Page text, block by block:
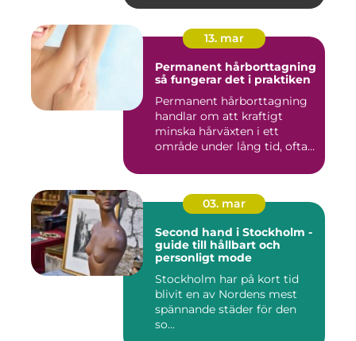
13. mar
Permanent hårborttagning
så fungerar det i praktiken
Permanent hårborttagning
handlar om att kraftigt
minska hårväxten i ett
område under lång tid, ofta
03. mar
Second hand i Stockholm -
guide till hållbart och
personligt mode
Stockholm har på kort tid
blivit en av Nordens mest
spännande städer för den
so...